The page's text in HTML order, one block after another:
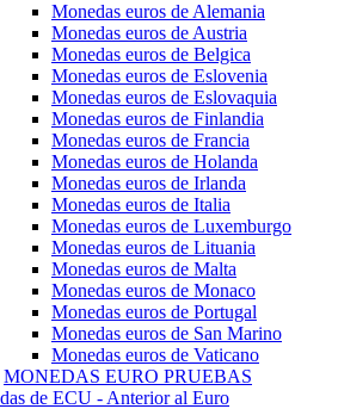
Monedas euros de Alemania
Monedas euros de Austria
Monedas euros de Belgica
Monedas euros de Eslovenia
Monedas euros de Eslovaquia
Monedas euros de Finlandia
Monedas euros de Francia
Monedas euros de Holanda
Monedas euros de Irlanda
Monedas euros de Italia
Monedas euros de Luxemburgo
Monedas euros de Lituania
Monedas euros de Malta
Monedas euros de Monaco
Monedas euros de Portugal
Monedas euros de San Marino
Monedas euros de Vaticano
MONEDAS EURO PRUEBAS
de ECU - Anterior al Euro